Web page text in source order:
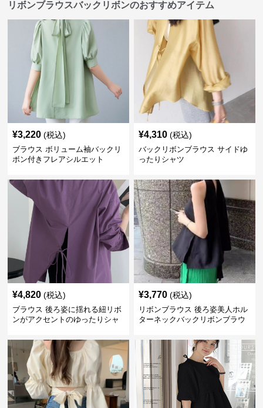
リボンブラウスバックリボンのおすすめアイテム
¥3,220 (税込)
ブラウス ボリューム袖バックリ
ボン付きフレアシルエット
¥4,310 (税込)
バックリボンブラウス サイドゆ
ったりシャツ
¥4,820 (税込)
ブラウス 後ろ姿に揺れる紐リボ
ンがアクセントのゆったりシャ
¥3,770 (税込)
リボンブラウス 後ろ姿美人ホル
ターネックバックリボンブラウ